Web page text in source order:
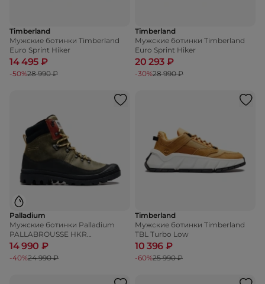
Timberland
Мужские ботинки Timberland
Euro Sprint Hiker
14 495 ₽
-50%28 990 ₽
Timberland
Мужские ботинки Timberland
Euro Sprint Hiker
20 293 ₽
-30%28 990 ₽
Palladium
Мужские ботинки Palladium
PALLABROUSSE HKR
WATERPROOF +
14 990 ₽
-40%24 990 ₽
Timberland
Мужские ботинки Timberland
TBL Turbo Low
10 396 ₽
-60%25 990 ₽